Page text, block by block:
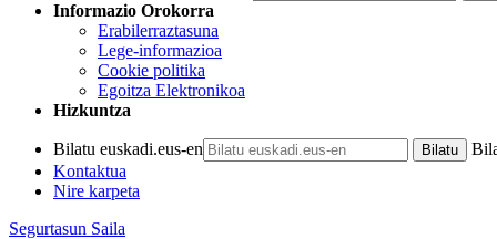
Informazio Orokorra
Erabilerraztasuna
Lege-informazioa
Cookie politika
Egoitza Elektronikoa
Hizkuntza
Bilatu euskadi.eus-en
Kontaktua
Nire karpeta
Segurtasun Saila